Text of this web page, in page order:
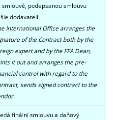
smlouvě, podepsanou smlouvu
dodavateli
International Office arranges the
of the Contract both by the
expert and by the FFA Dean,
it out and arranges the pre-
control with regard to the
sends signed contract to the
finální smlouvu a daňový